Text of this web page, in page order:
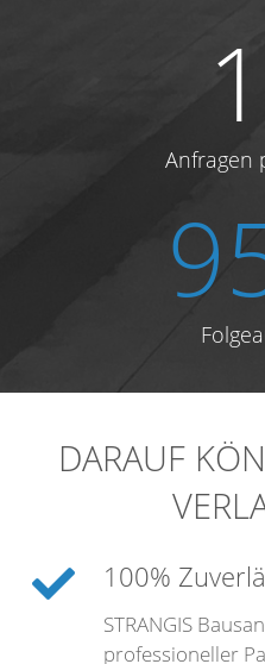
Anfragen
DARAUF
100%
STRANGIS
professioneller